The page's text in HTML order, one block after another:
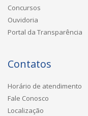
Concursos
Ouvidoria
Portal da Transparência
Contatos
Horário de atendimento
Fale Conosco
Localização